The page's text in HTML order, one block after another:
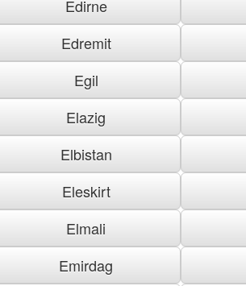
Edirne
Edremit
Egil
Elazig
Elbistan
Eleskirt
Elmali
Emirdag